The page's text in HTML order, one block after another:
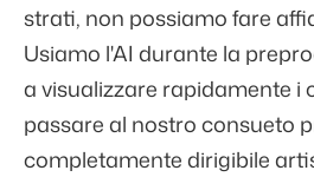
strati, non possiamo fare
Usiamo l'AI durante la
a visualizzare rapidamente i
passare al nostro consueto
completamente dirigibile